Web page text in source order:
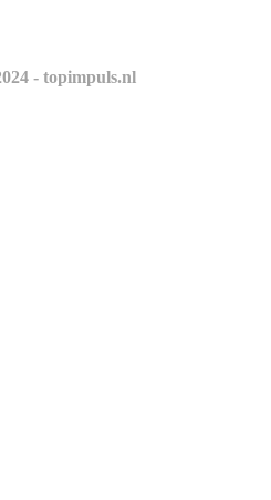
- topimpuls.nl